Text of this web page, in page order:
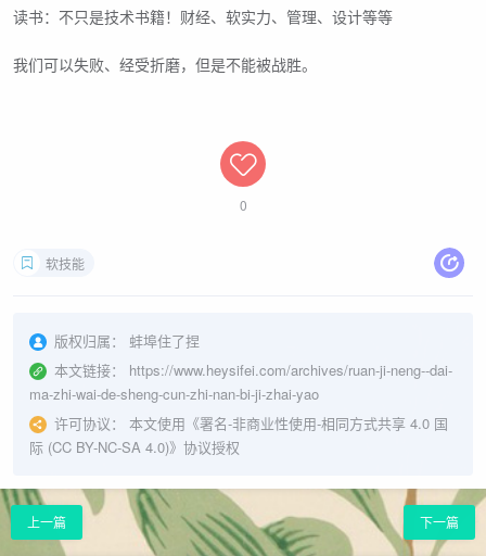
读书：不只是技术书籍！财经、软实力、管理、设计等等
我们可以失败、经受折磨，但是不能被战胜。
0
软技能
版权归属：
蚌埠住了捏
本文链接：
https://www.heysifei.com/archives/ruan-ji-neng--dai-
ma-zhi-wai-de-sheng-cun-zhi-nan-bi-ji-zhai-yao
许可协议：
本文使用《署名-非商业性使用-相同方式共享 4.0 国
际 (CC BY-NC-SA 4.0)》协议授权
上一篇 下一篇